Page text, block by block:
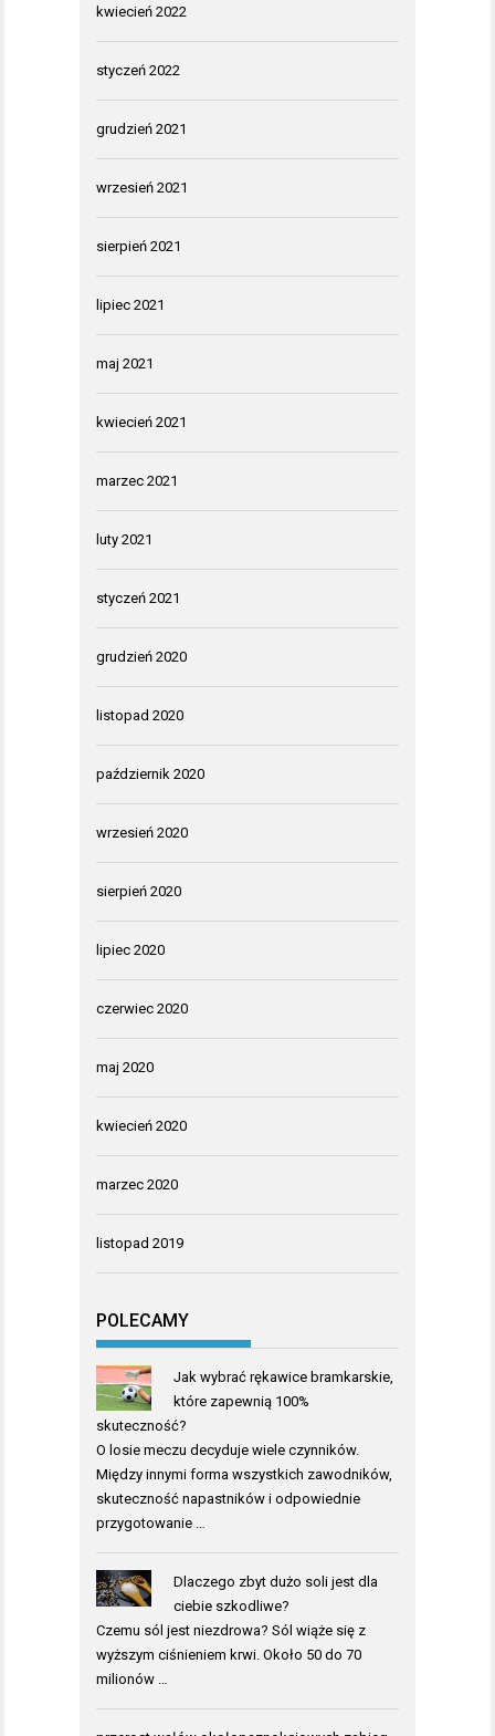
kwiecień 2022
styczeń 2022
grudzień 2021
wrzesień 2021
sierpień 2021
lipiec 2021
maj 2021
kwiecień 2021
marzec 2021
luty 2021
styczeń 2021
grudzień 2020
listopad 2020
październik 2020
wrzesień 2020
sierpień 2020
lipiec 2020
czerwiec 2020
maj 2020
kwiecień 2020
marzec 2020
listopad 2019
POLECAMY
Jak wybrać rękawice bramkarskie,
które zapewnią 100%
skuteczność?
O losie meczu decyduje wiele czynników.
Między innymi forma wszystkich zawodników,
skuteczność napastników i odpowiednie
przygotowanie …
Dlaczego zbyt dużo soli jest dla
ciebie szkodliwe?
Czemu sól jest niezdrowa? Sól wiąże się z
wyższym ciśnieniem krwi. Około 50 do 70
milionów …